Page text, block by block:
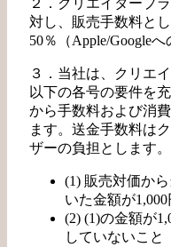
２．クリエイタープ
対し、販売手数料と
50％（Apple/Google
３．当社は、クリエ
以下の各号の要件を
から手数料および消
ます。送金手数料は
ザーの負担とします。
(1) 販売対価か
いた金額が
(2) (1)の金額が
していないこと